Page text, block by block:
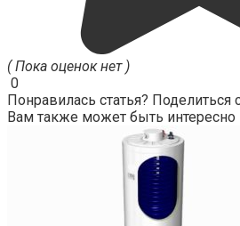
( Пока оценок нет )
0
Понравилась статья? Поделиться
Вам также может быть интересно